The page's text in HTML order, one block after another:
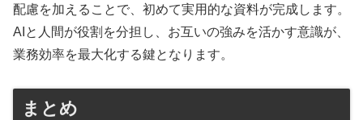
配慮を加えることで、初めて実用的な資料が完成します。
AIと人間が役割を分担し、お互いの強みを活かす意識が、
業務効率を最大化する鍵となります。
まとめ